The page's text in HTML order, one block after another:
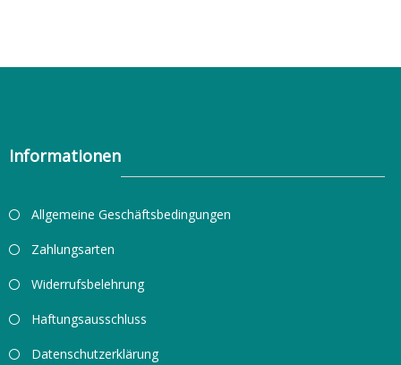
Informationen
Allgemeine Geschäftsbedingungen
Zahlungsarten
Widerrufsbelehrung
Haftungsausschluss
Datenschutzerklärung